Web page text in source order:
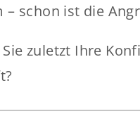
schon ist die
zuletzt Ihre